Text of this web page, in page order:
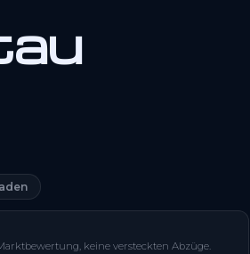
Kostenlos anfragen
keine versteckten Abzüge.